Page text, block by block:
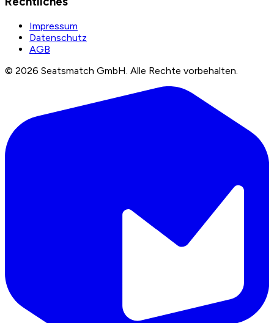
Impressum
Datenschutz
AGB
© 2026 Seatsmatch GmbH. Alle Rechte vorbehalten.